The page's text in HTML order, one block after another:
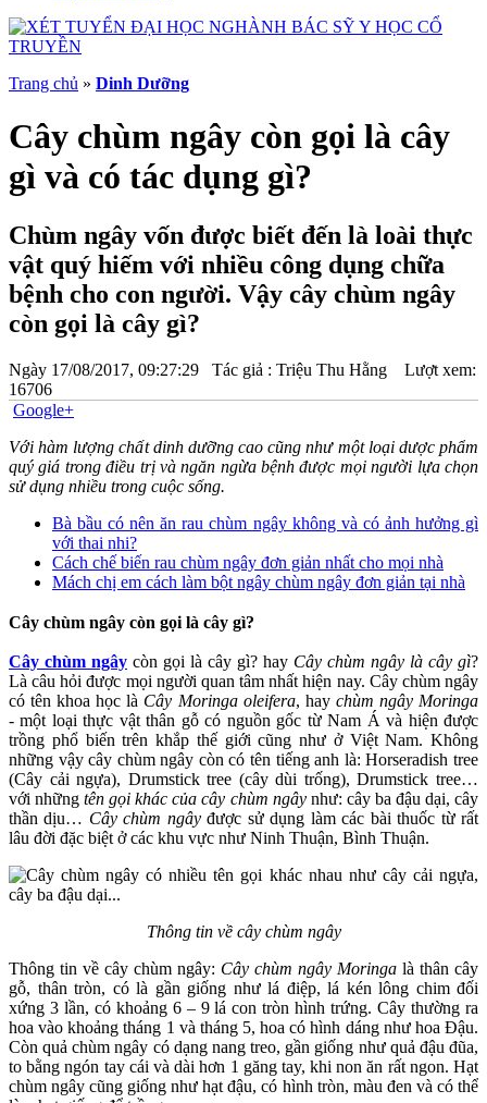
Trang chủ » Dinh Dưỡng
Cây chùm ngây còn gọi là cây
gì và có tác dụng gì?
Chùm ngây vốn được biết đến là loài thực
vật quý hiếm với nhiều công dụng chữa
bệnh cho con người. Vậy cây chùm ngây
còn gọi là cây gì?
Ngày 17/08/2017, 09:27:29 Tác giả : Triệu Thu Hằng Lượt xem:
16706
Google+
Với hàm lượng chất dinh dưỡng cao cũng như một loại dược phẩm
quý giá trong điều trị và ngăn ngừa bệnh được mọi người lựa chọn
sử dụng nhiều trong cuộc sống.
Bà bầu có nên ăn rau chùm ngây không và có ảnh hưởng gì
với thai nhi?
Cách chế biến rau chùm ngây đơn giản nhất cho mọi nhà
Mách chị em cách làm bột ngây chùm ngây đơn giản tại nhà
Cây chùm ngây còn gọi là cây gì?
Cây chùm ngây còn gọi là cây gì? hay Cây chùm ngây là cây gì?
Là câu hỏi được mọi người quan tâm nhất hiện nay. Cây chùm ngây
có tên khoa học là Cây Moringa oleifera, hay chùm ngây Moringa
-một loại thực vật thân gỗ có nguồn gốc từ Nam Á và hiện được
trồng phổ biến trên khắp thế giới cũng như ở Việt Nam. Không
những vậy cây chùm ngây còn có tên tiếng anh là: Horseradish tree
(Cây cải ngựa), Drumstick tree (cây dùi trống), Drumstick tree…
với nhữngtên gọi khác của cây chùm ngây như: cây ba đậu dại, cây
thần dịu… Cây chùm ngâyđược sử dụng làm các bài thuốc từ rất
lâu đời đặc biệt ở các khu vực như Ninh Thuận, Bình Thuận.
Thông tin về cây chùm ngây
Thông tin về cây chùm ngây: Cây chùm ngây Moringa là thân cây
gỗ, thân tròn, có là gần giống như lá điệp, lá kén lông chim đối
xứng 3 lần, có khoảng 6 – 9 lá con tròn hình trứng. Cây thường ra
hoa vào khoảng tháng 1 và tháng 5, hoa có hình dáng như hoa Đậu.
Còn quả chùm ngây có dạng nang treo, gần giống như quả đậu đũa,
to bằng ngón tay cái và dài hơn 1 găng tay, khi non ăn rất ngon. Hạt
chùm ngây cũng giống như hạt đậu, có hình tròn, màu đen và có thể